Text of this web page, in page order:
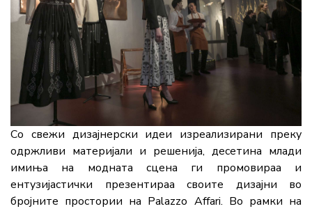
Со свежи дизајнерски идеи изреализирани преку
одржливи материјали и решенија, десетина млади
имиња на модната сцена ги промовираа и
ентузијастички презентираа своите дизајни во
бројните простории на Palazzo Affari. Во рамки на